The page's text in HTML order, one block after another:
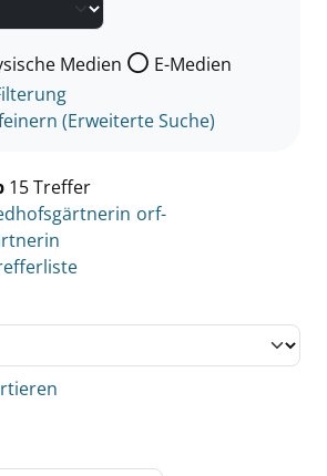
Medienart nach der Sie suchen wollen.
Medien
E-Medien
(Erweiterte Suche)
15 Treffer
orf-